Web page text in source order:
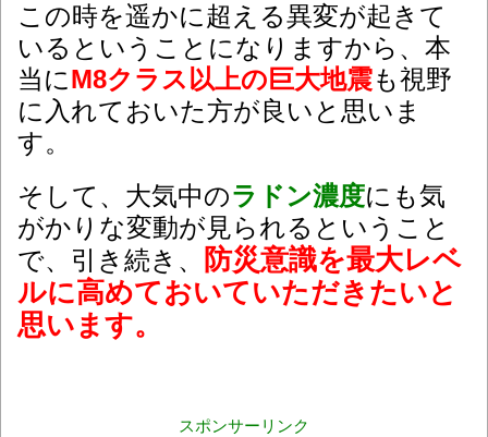
この時を遥かに超える異変が起きて
いるということになりますから、本
当にM8クラス以上の巨大地震も視野
に入れておいた方が良いと思いま
す。
そして、大気中のラドン濃度にも気
がかりな変動が見られるということ
で、引き続き、
防災意識を最大レベ
ルに高めておいていただきたいと
思います。
スポンサーリンク